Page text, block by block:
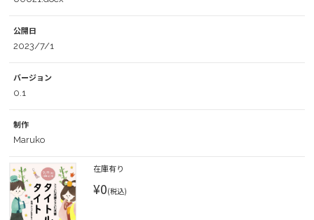
公開日
2023/7/1
バージョン
0.1
制作
Maruko
在庫有り
¥0(税込)